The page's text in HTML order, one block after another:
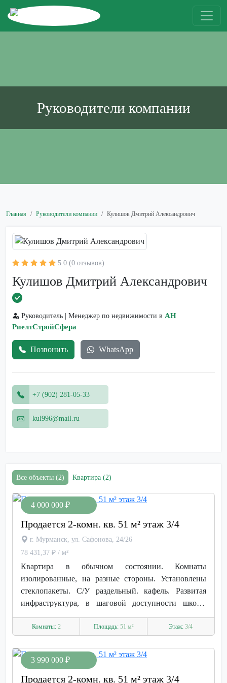
Руководители компании
Главная Руководители компании Кулишов Дмитрий Александрович
5.0 (0 отзывов)
Кулишов Дмитрий Александрович
Руководитель | Менеджер по недвижимости в АН
РиелтСтройСфера
Позвонить WhatsApp
+7 (902) 281-05-33
kul996@mail.ru
Все объекты (2) Квартира (2)
4 000 000 ₽
Продается 2-комн. кв. 51 м² этаж 3/4
г. Мурманск, ул. Сафонова, 24/26
78 431,37 ₽ / м²
Квартира в обычном состоянии. Комнаты
изолированные, на разные стороны. Установлены
стеклопакеты. С/У раздельный. кафель. Развитая
инфраструктура, в шаговой доступности школа,
Агентство недвижимости «РиелтСтройСфера»
вторичную недвижимость под минимальный
процент! Также наше агентство предоставляет
целый список услуг в сфере недвижимости: • Наши
Комнаты:2 Площадь:51 м² Этаж: 3/4
3 990 000 ₽
Продается 2-комн. кв. 51 м² этаж 3/4